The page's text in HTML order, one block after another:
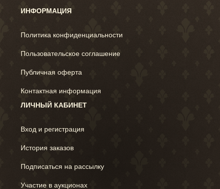
ИНФОРМАЦИЯ
Политика конфиденциальности
Пользовательское соглашение
Публичная оферта
Контактная информация
ЛИЧНЫЙ КАБИНЕТ
Вход и регистрация
История заказов
Подписаться на рассылку
Участие в аукционах